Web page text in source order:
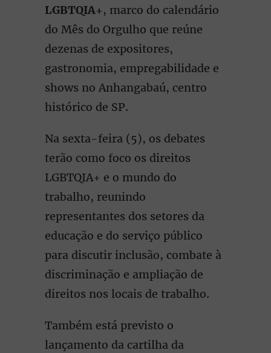
LGBTQIA+, marco do calendário
do Mês do Orgulho que reúne
dezenas de expositores,
gastronomia, empregabilidade e
shows no Anhangabaú, centro
histórico de SP.
Na sexta-feira (5), os debates
terão como foco os direitos
LGBTQIA+ e o mundo do
trabalho, reunindo
representantes dos setores da
educação e do serviço público
para discutir inclusão, combate à
discriminação e ampliação de
direitos nos locais de trabalho.
Também está previsto o
lançamento da cartilha da